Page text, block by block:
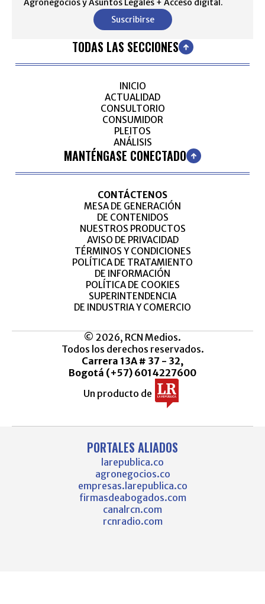
Agronegocios y Asuntos Legales + Acceso digital.
Suscribirse
TODAS LAS SECCIONES
INICIO
ACTUALIDAD
CONSULTORIO
CONSUMIDOR
PLEITOS
ANÁLISIS
MANTÉNGASE CONECTADO
CONTÁCTENOS
MESA DE GENERACIÓN
DE CONTENIDOS
NUESTROS PRODUCTOS
AVISO DE PRIVACIDAD
TÉRMINOS Y CONDICIONES
POLÍTICA DE TRATAMIENTO
DE INFORMACIÓN
POLÍTICA DE COOKIES
SUPERINTENDENCIA
DE INDUSTRIA Y COMERCIO
© 2026, RCN Medios.
Todos los derechos reservados.
Carrera 13A # 37 - 32,
Bogotá (+57) 6014227600
Un producto de
PORTALES ALIADOS
larepublica.co
agronegocios.co
empresas.larepublica.co
firmasdeabogados.com
canalrcn.com
rcnradio.com